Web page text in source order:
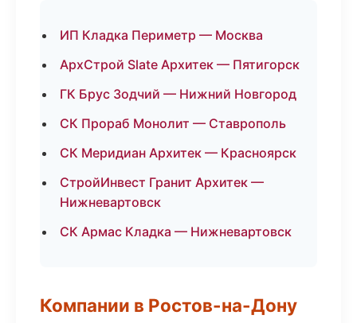
ИП Кладка Периметр — Москва
АрхСтрой Slate Архитек — Пятигорск
ГК Брус Зодчий — Нижний Новгород
СК Прораб Монолит — Ставрополь
СК Меридиан Архитек — Красноярск
СтройИнвест Гранит Архитек —
Нижневартовск
СК Армас Кладка — Нижневартовск
Компании в Ростов-на-Дону